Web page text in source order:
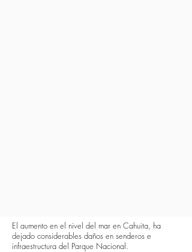
El aumento en el nivel del mar en Cahuita, ha
dejado considerables daños en senderos e
infraestructura del Parque Nacional.